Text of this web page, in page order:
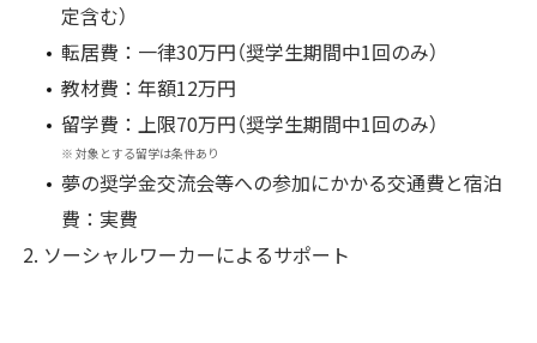
定含む）
転居費：一律30万円（奨学生期間中1回のみ）
教材費：年額12万円
留学費：上限70万円（奨学生期間中1回のみ）
※ 対象とする留学は条件あり
夢の奨学金交流会等への参加にかかる交通費と宿泊
費：実費
ソーシャルワーカーによるサポート